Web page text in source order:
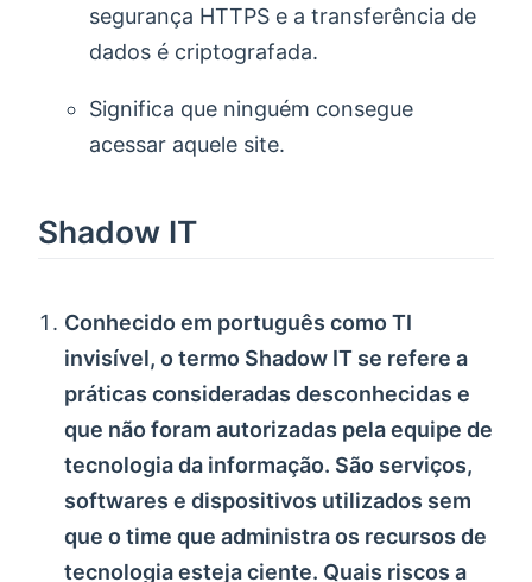
segurança HTTPS e a transferência de
dados é criptografada.
Significa que ninguém consegue
acessar aquele site.
Shadow IT
Conhecido em português como TI
invisível, o termo Shadow IT se refere a
práticas consideradas desconhecidas e
que não foram autorizadas pela equipe de
tecnologia da informação. São serviços,
softwares e dispositivos utilizados sem
que o time que administra os recursos de
tecnologia esteja ciente. Quais riscos a